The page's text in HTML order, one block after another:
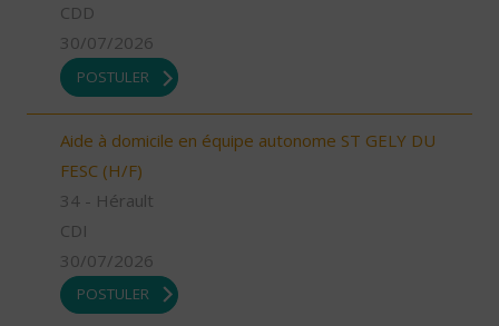
CDD
30/07/2026
POSTULER
Aide à domicile en équipe autonome ST GELY DU
FESC (H/F)
34 - Hérault
CDI
30/07/2026
POSTULER